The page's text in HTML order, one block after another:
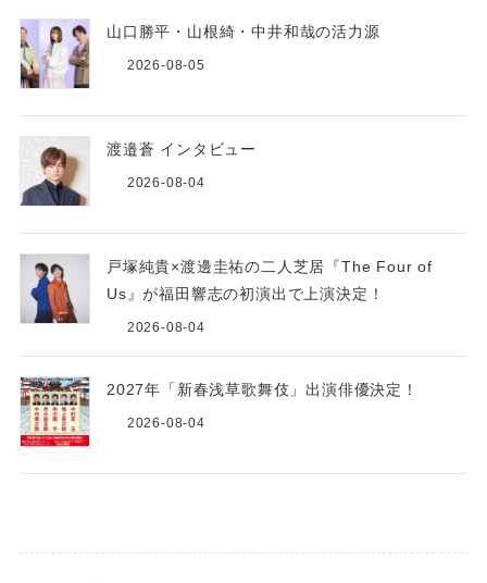
山口勝平・山根綺・中井和哉の活力源
2026-08-05
渡邉蒼 インタビュー
2026-08-04
戸塚純貴×渡邊圭祐の二人芝居『The Four of
Us』が福田響志の初演出で上演決定！
2026-08-04
2027年「新春浅草歌舞伎」出演俳優決定！
2026-08-04